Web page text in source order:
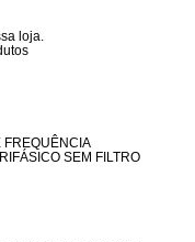
loja.
SEM FILTRO